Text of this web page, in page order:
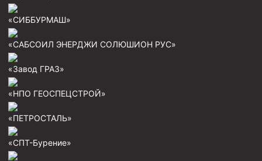
«СИББУРМАШ»
«САБСОИЛ ЭНЕРДЖИ СОЛЮШИОН РУС»
«Завод ГРАЗ»
«НПО ГЕОСПЕЦСТРОЙ»
«ПЕТРОСТАЛЬ»
«СПТ-Бурение»